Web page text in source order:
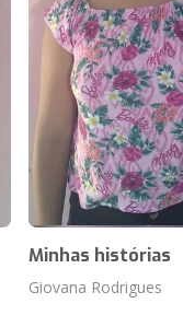
Minhas histórias
Giovana Rodrigues